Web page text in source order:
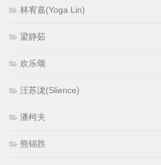
林宥嘉(Yoga Lin)
梁静茹
欢乐颂
汪苏泷(Slience)
潘柯夫
熊锦胜